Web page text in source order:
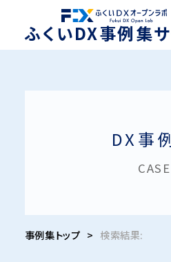
ふくいDX事例集
DX事
CASE
事例集トップ > 検索結果: